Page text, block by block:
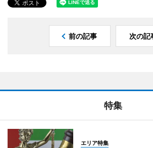
前の記事 次の記
特集
エリア特集